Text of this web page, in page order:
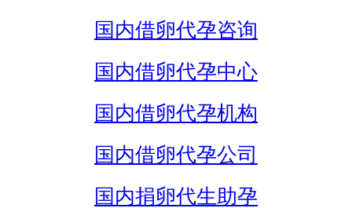
国内借卵代孕咨询
国内借卵代孕中心
国内借卵代孕机构
国内借卵代孕公司
国内捐卵代生助孕